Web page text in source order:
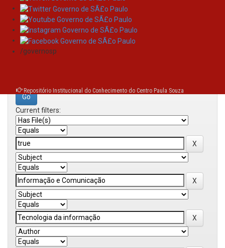
Skip
navigation
/governosp
Repositório Institucional do Conhecimento do Centro Paula Souza
Search
Search:
Current filters: